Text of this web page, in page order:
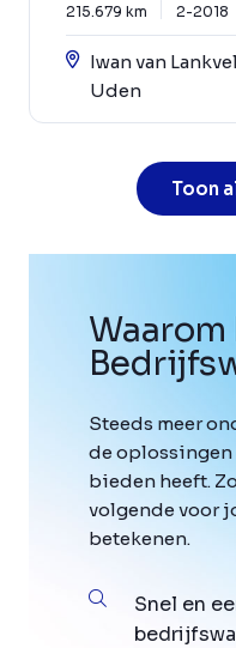
215.679 km 2-2018
Iwan van
Uden
Toon
Waarom
Steeds meer
de
bieden heeft.
volgende voor
betekenen.
Snel en